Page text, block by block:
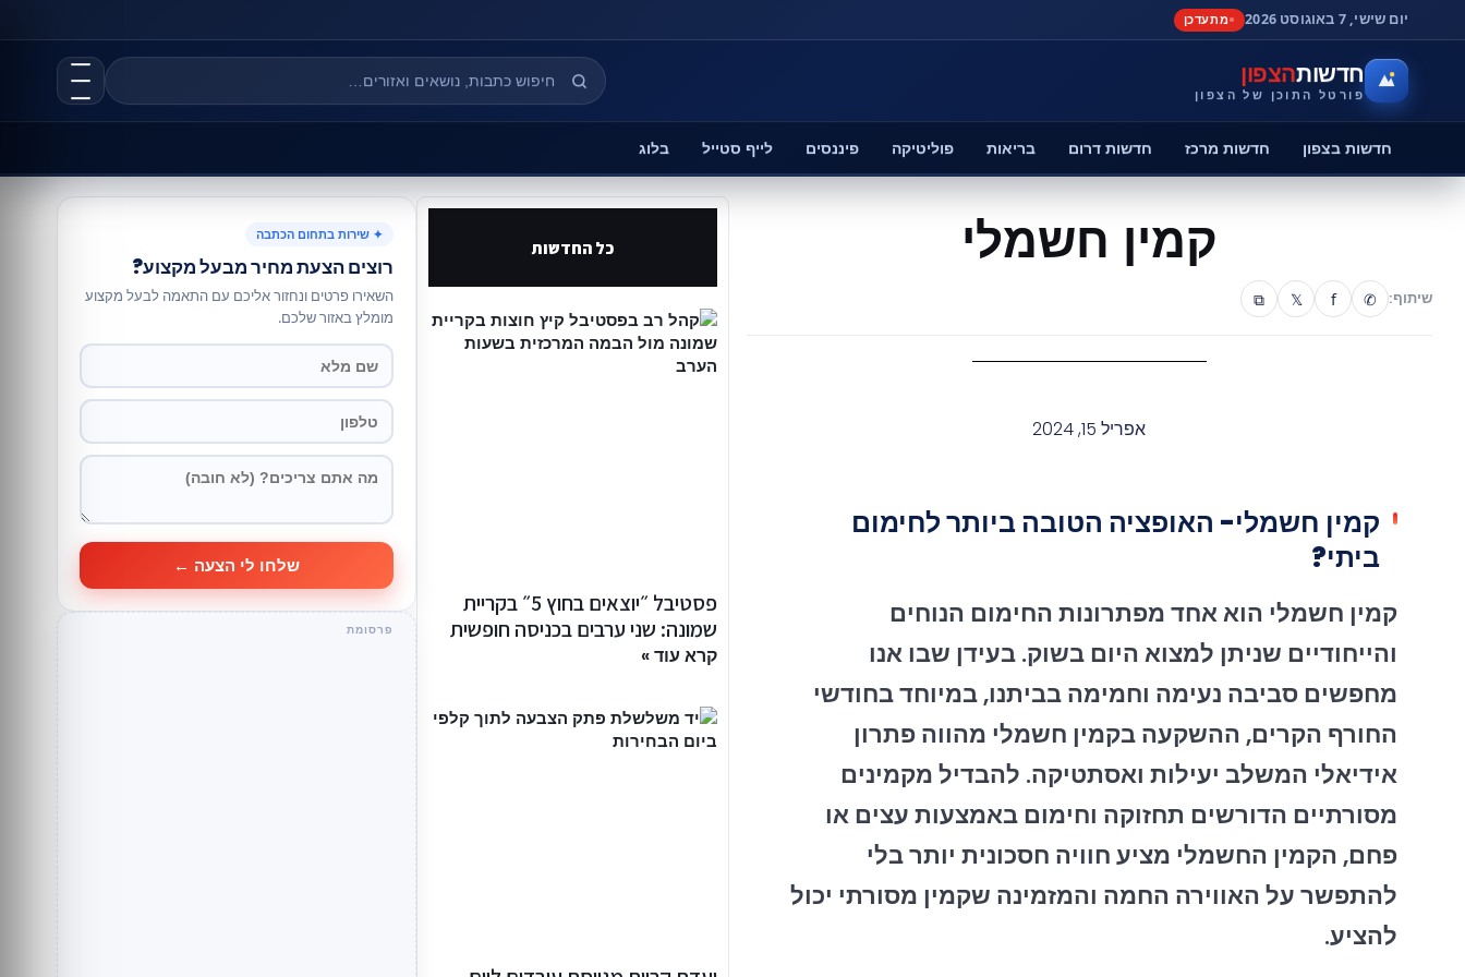
יום שישי, 7 באוגוסט 2026 מתעדכן
חדשותהצפון
פורטל התוכן של הצפון
חדשות בצפון חדשות מרכז חדשות דרום בריאות פוליטיקה פיננסים לייף סטייל בלוג
קמין חשמלי
שיתוף: ✆
f
𝕏
⧉
אפריל 15, 2024
קמין חשמלי- האופציה הטובה ביותר לחימום
ביתי?
קמין חשמלי הוא אחד מפתרונות החימום הנוחים
והייחודיים שניתן למצוא היום בשוק. בעידן שבו אנו
מחפשים סביבה נעימה וחמימה בביתנו, במיוחד בחודשי
החורף הקרים, ההשקעה בקמין חשמלי מהווה פתרון
אידיאלי המשלב יעילות ואסתטיקה. להבדיל מקמינים
מסורתיים הדורשים תחזוקה וחימום באמצעות עצים או
פחם, הקמין החשמלי מציע חוויה חסכונית יותר בלי
להתפשר על האווירה החמה והמזמינה שקמין מסורתי יכול
להציע.
כל החדשות
פסטיבל ״יוצאים בחוץ 5״ בקריית
שמונה: שני ערבים בכניסה חופשית
קרא עוד »
✦ שירות בתחום הכתבה
רוצים הצעת מחיר מבעל מקצוע?
השאירו פרטים ונחזור אליכם עם התאמה לבעל מקצוע
מומלץ באזור שלכם.
שלחו לי הצעה ←